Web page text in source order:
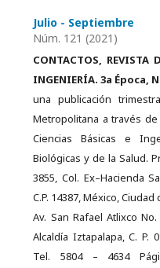
Julio - Septiembre
Núm. 121 (2021)
CONTACTOS, REVISTA
INGENIERÍA. 3a Época,
una publicación
Metropolitana a través
Ciencias Básicas e
Biológicas y de la Salud.
3855, Col. Ex–Hacienda
C.P. 14387, México,
Av. San Rafael Atlixco
Alcaldía Iztapalapa, C. P.
Tel. 5804 – 4634